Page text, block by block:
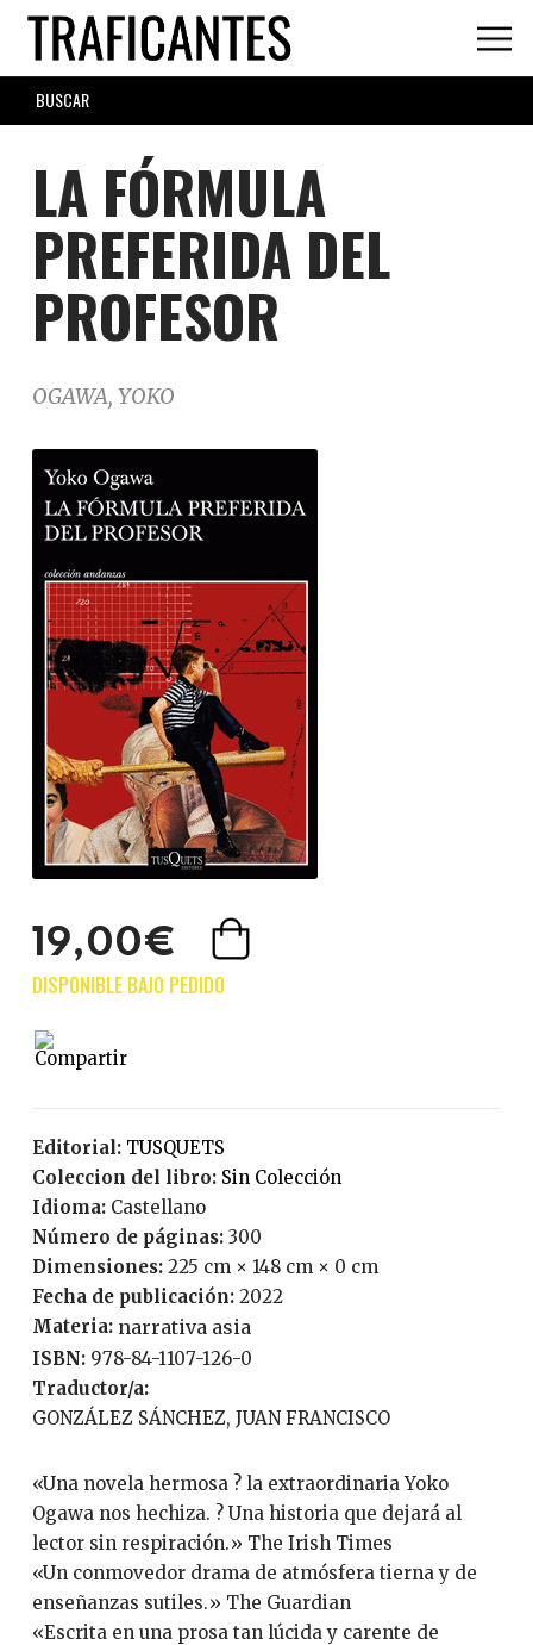
Skip
main
content
SEARCH
FORM
LA FÓRMULA
PREFERIDA DEL
PROFESOR
OGAWA, YOKO
19,00€
Editorial:
TUSQUETS
Coleccion del libro:
Sin Colección
Idioma:
Castellano
Número de páginas:
300
Dimensiones: 225 cm × 148 cm × 0 cm
Fecha de publicación:
2022
Materia: narrativa asia
ISBN:
978-84-1107-126-0
Traductor/a:
GONZÁLEZ SÁNCHEZ, JUAN FRANCISCO
«Una novela hermosa ? la extraordinaria Yoko
Ogawa nos hechiza. ? Una historia que dejará al
lector sin respiración.» The Irish Times
«Un conmovedor drama de atmósfera tierna y de
enseñanzas sutiles.» The Guardian
«Escrita en una prosa tan lúcida y carente de